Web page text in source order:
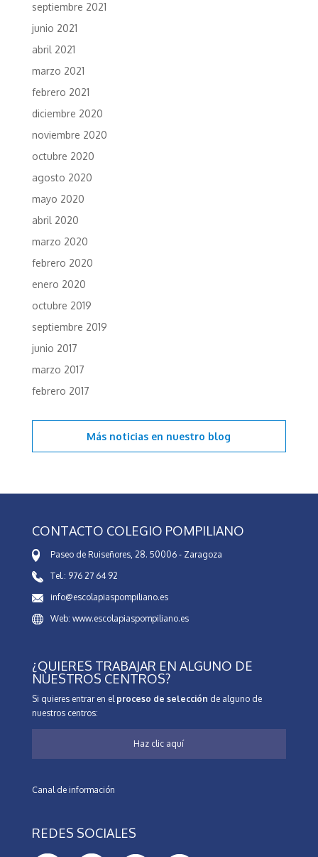
septiembre 2021
junio 2021
abril 2021
marzo 2021
febrero 2021
diciembre 2020
noviembre 2020
octubre 2020
agosto 2020
mayo 2020
abril 2020
marzo 2020
febrero 2020
enero 2020
octubre 2019
septiembre 2019
junio 2017
marzo 2017
febrero 2017
Más noticias en nuestro blog
CONTACTO COLEGIO POMPILIANO
Paseo de Ruiseñores, 28. 50006 - Zaragoza
Tel.: 976 27 64 92
info@escolapiaspompiliano.es
Web: www.escolapiaspompiliano.es
¿QUIERES TRABAJAR EN ALGUNO DE
NUESTROS CENTROS?
Si quieres entrar en el proceso de selección de alguno de
nuestros centros:
Haz clic aquí
Canal de información
REDES SOCIALES